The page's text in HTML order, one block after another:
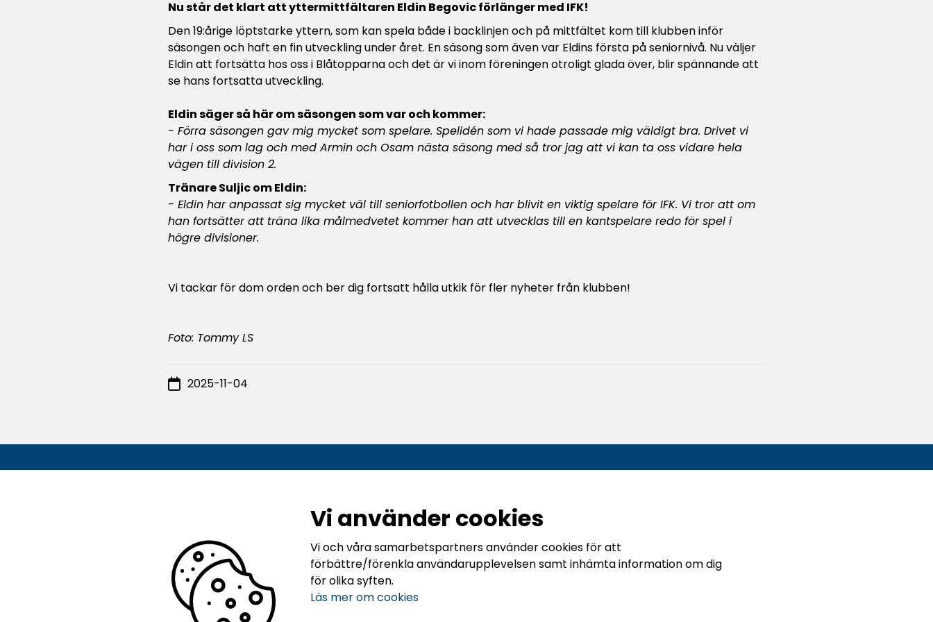
Nu står det klart att yttermittfältaren Eldin Begovic förlänger med IFK!
Den 19:årige löptstarke yttern, som kan spela både i backlinjen och på mittfältet kom till klubben inför
säsongen och haft en fin utveckling under året. En säsong som även var Eldins första på seniornivå. Nu väljer
Eldin att fortsätta hos oss i Blåtopparna och det är vi inom föreningen otroligt glada över, blir spännande att
se hans fortsatta utveckling.
Eldin säger så här om säsongen som var och kommer:
- Förra säsongen gav mig mycket som spelare. Spelidén som vi hade passade mig väldigt bra. Drivet vi
har i oss som lag och med Armin och Osam nästa säsong med så tror jag att vi kan ta oss vidare hela
vägen till division 2.
Tränare Suljic om Eldin:
- Eldin har anpassat sig mycket väl till seniorfotbollen och har blivit en viktig spelare för IFK. Vi tror att om
han fortsätter att träna lika målmedvetet kommer han att utvecklas till en kantspelare redo för spel i
högre divisioner.
Vi tackar för dom orden och ber dig fortsatt hålla utkik för fler nyheter från klubben!
Foto: Tommy LS
2025-11-04
Adress:
63362 Eskilstuna
073-518 42 00
kansli@ifkeskilstuna.com
Vi använder cookies
Vi och våra samarbetspartners använder cookies för att
förbättre/förenkla användarupplevelsen samt inhämta information om dig
för olika syften.
Läs mer om cookies